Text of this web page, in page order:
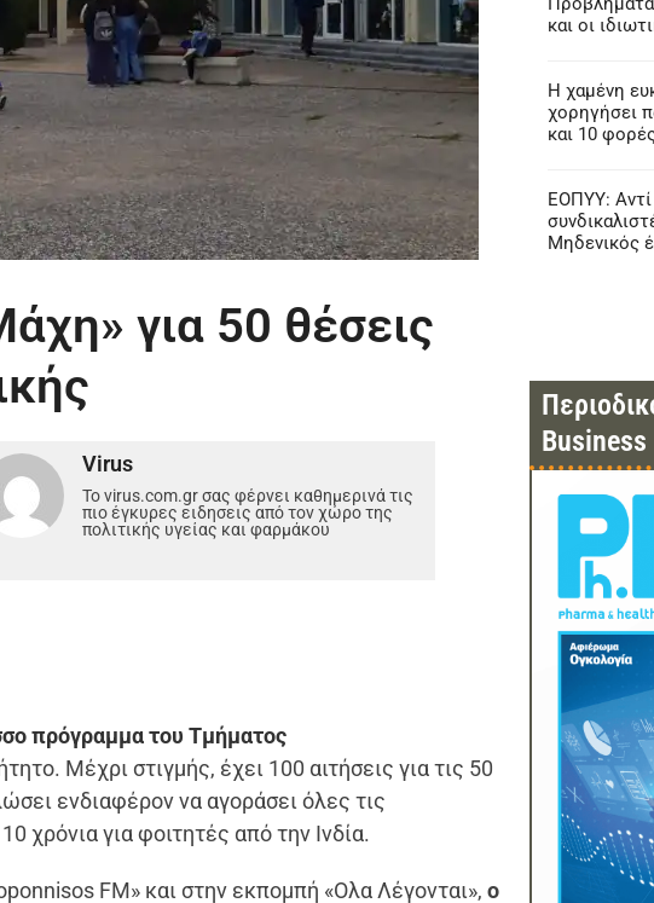
για 50 θέσεις
Virus
Το virus.com.gr σας φέρνει καθημερινά τις
πιο έγκυρες ειδησεις από τον χώρο της
πολιτικής υγείας και φαρμάκου
πρόγραμμα του Τμήματος
Μέχρι στιγμής, έχει 100 αιτήσεις για τις 50
ενδιαφέρον να αγοράσει όλες τις
χρόνια για φοιτητές από την Ινδία.
FM» και στην εκπομπή «Ολα Λέγονται»,ο
και οι
Η χαμένη
χορηγήσει
και 10
ΕΟΠΥΥ: Αντί
Μηδενικός
Business